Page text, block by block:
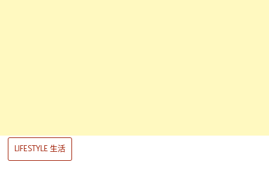
LIFESTYLE 生活